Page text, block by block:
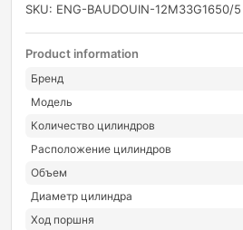
SKU: ENG-BAUDOUIN-12M33G1650/5
Product information
Бренд
Модель
Количество цилиндров
Расположение цилиндров
Объем
Диаметр цилиндра
Ход поршня